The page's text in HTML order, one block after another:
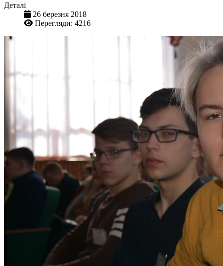
Деталі
26 березня 2018
Перегляди: 4216